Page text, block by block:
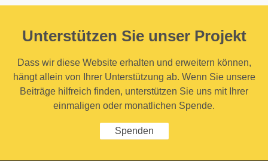
Unterstützen Sie unser Projekt
Dass wir diese Website erhalten und erweitern können,
hängt allein von Ihrer Unterstützung ab. Wenn Sie unsere
Beiträge hilfreich finden, unterstützen Sie uns mit Ihrer
einmaligen oder monatlichen Spende.
Spenden